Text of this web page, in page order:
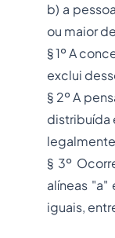
b) a
ou maior
§ 1º A
exclui
§ 2º A
distribuída
§ 3º
alíneas
iguais,